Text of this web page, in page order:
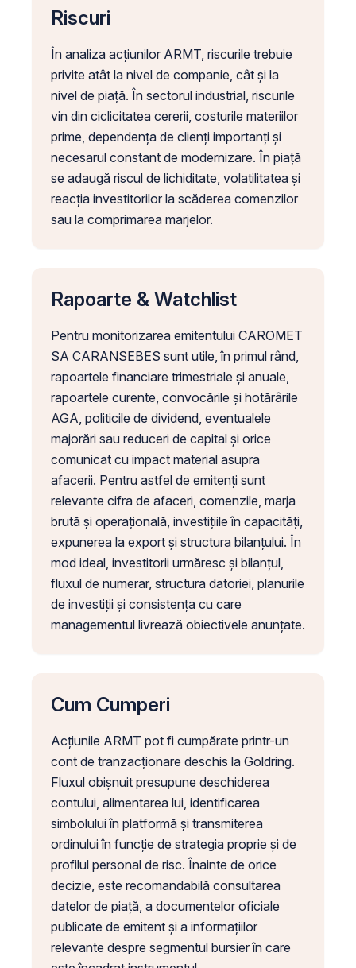
Riscuri
În analiza acțiunilor ARMT, riscurile trebuie
privite atât la nivel de companie, cât și la
nivel de piață. În sectorul industrial, riscurile
vin din ciclicitatea cererii, costurile materiilor
prime, dependența de clienți importanți și
necesarul constant de modernizare. În piață
se adaugă riscul de lichiditate, volatilitatea și
reacția investitorilor la scăderea comenzilor
sau la comprimarea marjelor.
Rapoarte & Watchlist
Pentru monitorizarea emitentului CAROMET
SA CARANSEBES sunt utile, în primul rând,
rapoartele financiare trimestriale și anuale,
rapoartele curente, convocările și hotărârile
AGA, politicile de dividend, eventualele
majorări sau reduceri de capital și orice
comunicat cu impact material asupra
afacerii. Pentru astfel de emitenți sunt
relevante cifra de afaceri, comenzile, marja
brută și operațională, investițiile în capacități,
expunerea la export și structura bilanțului. În
mod ideal, investitorii urmăresc și bilanțul,
fluxul de numerar, structura datoriei, planurile
de investiții și consistența cu care
managementul livrează obiectivele anunțate.
Cum Cumperi
Acțiunile ARMT pot fi cumpărate printr-un
cont de tranzacționare deschis la Goldring.
Fluxul obișnuit presupune deschiderea
contului, alimentarea lui, identificarea
simbolului în platformă și transmiterea
ordinului în funcție de strategia proprie și de
profilul personal de risc. Înainte de orice
decizie, este recomandabilă consultarea
datelor de piață, a documentelor oficiale
publicate de emitent și a informațiilor
relevante despre segmentul bursier în care